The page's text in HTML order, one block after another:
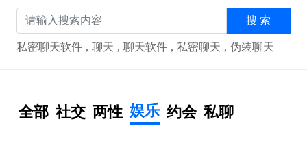
搜 索
私密聊天软件 , 聊天 , 聊天软件 , 私密聊天 , 伪装聊天
全部 社交 两性 娱乐 约会 私聊